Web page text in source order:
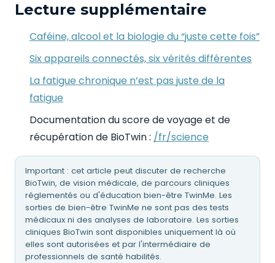
Lecture supplémentaire
Caféine, alcool et la biologie du “juste cette fois”
Six appareils connectés, six vérités différentes
La fatigue chronique n’est pas juste de la
fatigue
Documentation du score de voyage et de
récupération de BioTwin : /fr/science
Important : cet article peut discuter de recherche
BioTwin, de vision médicale, de parcours cliniques
réglementés ou d'éducation bien-être TwinMe. Les
sorties de bien-être TwinMe ne sont pas des tests
médicaux ni des analyses de laboratoire. Les sorties
cliniques BioTwin sont disponibles uniquement là où
elles sont autorisées et par l'intermédiaire de
professionnels de santé habilités.